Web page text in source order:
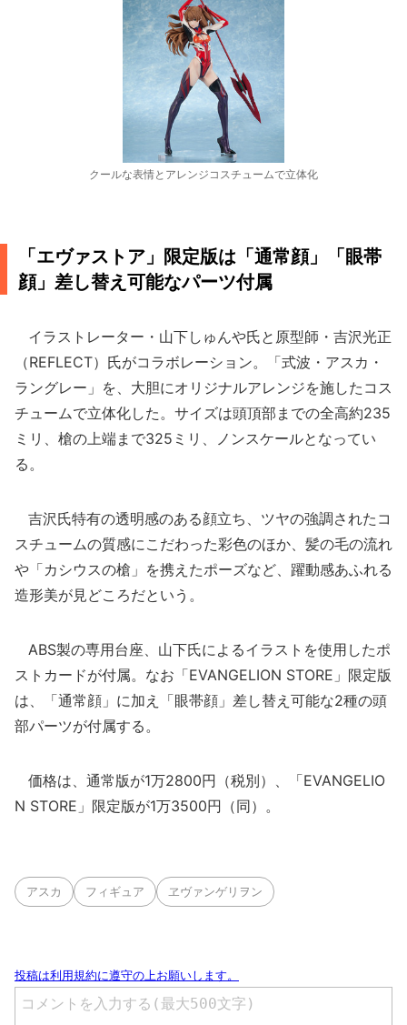
クールな表情とアレンジコスチュームで立体化
「エヴァストア」限定版は「通常顔」「眼帯
顔」差し替え可能なパーツ付属
イラストレーター・山下しゅんや氏と原型師・吉沢光正
（REFLECT）氏がコラボレーション。「式波・アスカ・
ラングレー」を、大胆にオリジナルアレンジを施したコス
チュームで立体化した。サイズは頭頂部までの全高約235
ミリ、槍の上端まで325ミリ、ノンスケールとなってい
る。
吉沢氏特有の透明感のある顔立ち、ツヤの強調されたコ
スチュームの質感にこだわった彩色のほか、髪の毛の流れ
や「カシウスの槍」を携えたポーズなど、躍動感あふれる
造形美が見どころだという。
ABS製の専用台座、山下氏によるイラストを使用したポ
ストカードが付属。なお「EVANGELION STORE」限定版
は、「通常顔」に加え「眼帯顔」差し替え可能な2種の頭
部パーツが付属する。
価格は、通常版が1万2800円（税別）、「EVANGELIO
N STORE」限定版が1万3500円（同）。
アスカ フィギュア ヱヴァンゲリヲン